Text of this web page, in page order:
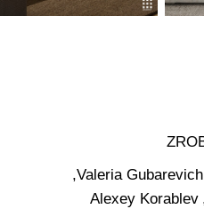
Valeria Gubarevich
Alexey Korablev